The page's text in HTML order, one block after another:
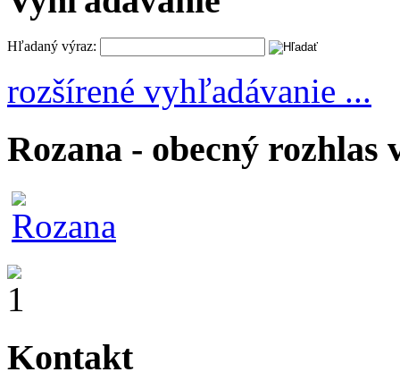
Hľadaný výraz:
rozšírené vyhľadávanie ...
Rozana - obecný rozhlas
Kontakt